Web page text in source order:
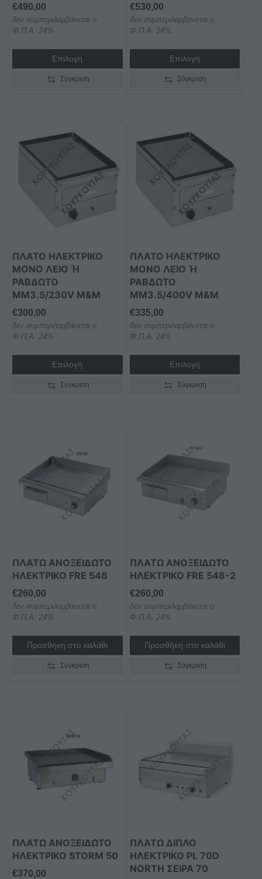
€490,00
δεν συμπεριλαμβάνεται ο
Φ.Π.Α. 24%
Επιλογή
του
προϊόντος
Σύγκριση
€530,00
δεν συμπεριλαμβάνεται ο
Φ.Π.Α. 24%
Επιλογή
του
προϊόντος
Σύγκριση
ΠΛΑΤΟ ΗΛΕΚΤΡΙΚΟ
ΜΟΝΟ ΛΕΙΟ Ή Ρ
ΑΒΔΩΤΟ M
M3.5/230V M&M
€300,00
δεν συμπεριλαμβάνεται ο
Φ.Π.Α. 24%
Επιλογή
το
προϊόν
πολλαπλές
να
επιλεγούν
στη
σελίδα
του
προϊόντος
Σύγκριση
ΠΛΑΤΟ ΗΛΕΚΤΡΙΚΟ
ΜΟΝΟ ΛΕΙΟ Ή Ρ
ΑΒΔΩΤΟ M
M3.5/400V M&M
€335,00
δεν συμπεριλαμβάνεται ο
Φ.Π.Α. 24%
Επιλογή
το
προϊόν
πολλαπλές
να
επιλεγούν
στη
σελίδα
του
προϊόντος
Σύγκριση
ΠΛΑΤΩ ΑΝΟΞΕΙΔΩΤΟ
ΗΛΕΚΤΡΙΚΟ FRE 548
€260,00
δεν συμπεριλαμβάνεται ο
Φ.Π.Α. 24%
Προσθήκη στο καλάθι
Σύγκριση
ΠΛΑΤΩ ΑΝΟΞΕΙΔΩΤΟ
ΗΛΕΚΤΡΙΚΟ FRE 548-2
€260,00
δεν συμπεριλαμβάνεται ο
Φ.Π.Α. 24%
Προσθήκη στο καλάθι
Σύγκριση
ΠΛΑΤΩ ΑΝΟΞΕΙΔΩΤΟ
ΗΛΕΚΤΡΙΚΟ STORM 50
€370,00
ΠΛΑΤΩ ΔΙΠΛΟ
ΗΛΕΚΤΡΙΚΟ PL 70D
NORTH ΣΕΙΡΑ 70